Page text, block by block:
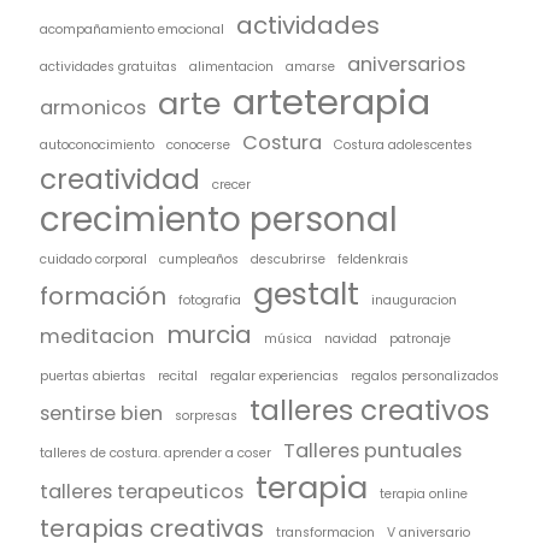
acompañamiento emocional actividades
actividades gratuitas alimentacion amarse
aniversarios
armonicos arte arteterapia
autoconocimiento conocerse Costura Costura adolescentes
creatividad crecer
crecimiento personal
cuidado corporal cumpleaños descubrirse feldenkrais
formación fotografia gestalt inauguracion
meditacion murcia música navidad patronaje
puertas abiertas recital regalar experiencias regalos personalizados
sentirse bien sorpresas talleres creativos
talleres de costura. aprender a coser
Talleres puntuales
talleres terapeuticos terapia terapia online
terapias creativas transformacion V aniversario